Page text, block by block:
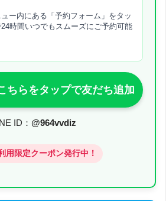
ー内にある「予約フォーム」をタッ
時間いつでもスムーズにご予約可能
ちらをタップで友だち追加
ID： @964vvdiz
用限定クーポン発行中！